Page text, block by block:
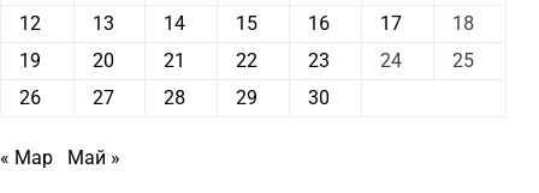
12
13 14 15 16 17
18
19
20 21 22 23 24
25
26
27 28 29 30
« Мар Май »